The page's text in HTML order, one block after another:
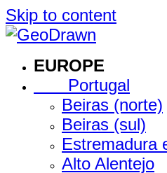
Skip to content
EUROPE
Portugal
Beiras (norte)
Beiras (sul)
Estremadura
Alto Alentejo